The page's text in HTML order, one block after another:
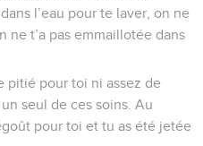
l’eau pour te laver, on ne
ne t’a pas emmaillotée dans
pitié pour toi ni assez de
seul de ces soins. Au
pour toi et tu as été jetée